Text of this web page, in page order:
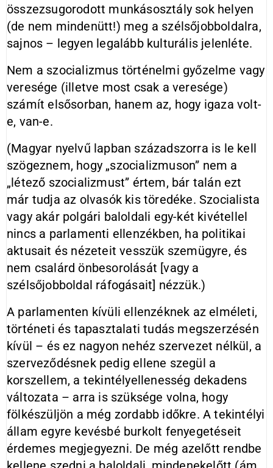
összezsugorodott munkásosztály sok helyen
(de nem mindenütt!) meg a szélsőjobboldalra,
sajnos – legyen legalább kulturális jelenléte.
Nem a szocializmus történelmi győzelme vagy
veresége (illetve most csak a veresége)
számít elsősorban, hanem az, hogy igaza volt-
e, van-e.
(Magyar nyelvű lapban századszorra is le kell
szögeznem, hogy „szocializmuson” nem a
„létező szocializmust” értem, bár talán ezt
már tudja az olvasók kis töredéke. Szocialista
vagy akár polgári baloldali egy-két kivétellel
nincs a parlamenti ellenzékben, ha politikai
aktusait és nézeteit vesszük szemügyre, és
nem csalárd önbesorolását [vagy a
szélsőjobboldal ráfogásait] nézzük.)
A parlamenten kívüli ellenzéknek az elméleti,
történeti és tapasztalati tudás megszerzésén
kívül – és ez nagyon nehéz szervezet nélkül, a
szerveződésnek pedig ellene szegül a
korszellem, a tekintélyellenesség dekadens
változata – arra is szüksége volna, hogy
fölkészüljön a még zordabb időkre. A tekintélyi
állam egyre kevésbé burkolt fenyegetéseit
érdemes megjegyezni. De még azelőtt rendbe